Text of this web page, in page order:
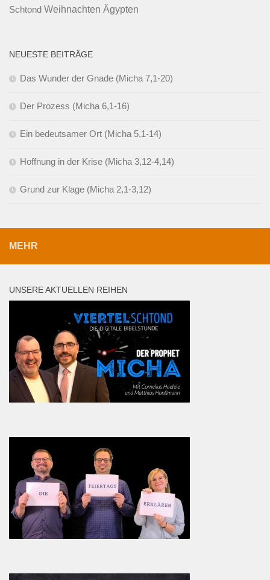
Schtond Weihnachten Ägypten
NEUESTE BEITRÄGE
Das Wunder der Gnade (Micha 7,1-20)
Der Prozess (Micha 6,1-16)
Ein bedeutsamer Ort (Micha 5,1-14)
Hoffnung in der Krise (Micha 3,12-4,14)
Grund zur Klage (Micha 2,1-3,12)
MEHR
UNSERE AKTUELLEN REIHEN